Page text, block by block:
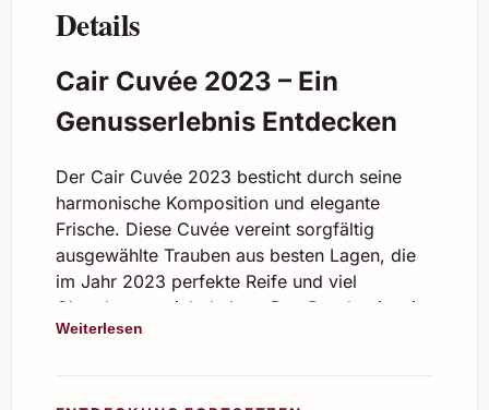
Details
Cair Cuvée 2023 – Ein
Genusserlebnis Entdecken
Der Cair Cuvée 2023 besticht durch seine
harmonische Komposition und elegante
Frische. Diese Cuvée vereint sorgfältig
ausgewählte Trauben aus besten Lagen, die
im Jahr 2023 perfekte Reife und viel
Charakter erreicht haben. Das Resultat ist ein
ausgewogener und vielschichtiger Wein, der
Weiterlesen